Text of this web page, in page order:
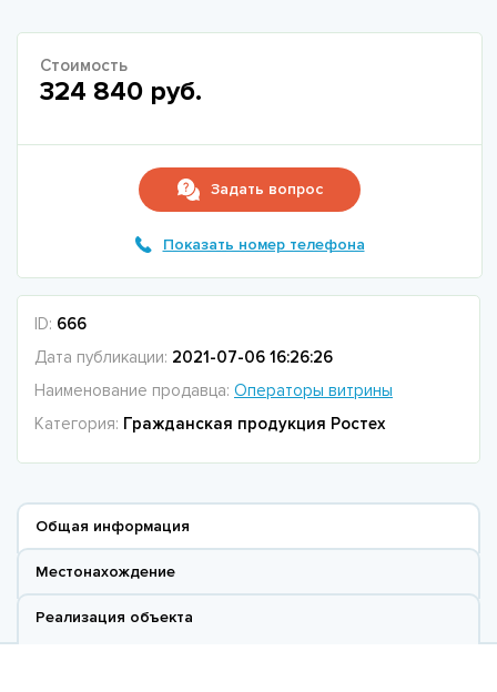
Стоимость
324 840 руб.
Задать вопрос
Показать номер телефона
ID: 666
Дата публикации: 2021-07-06 16:26:26
Наименование продавца: Операторы витрины
Категория: Гражданская продукция Ростех
Общая информация
Местонахождение
Реализация объекта